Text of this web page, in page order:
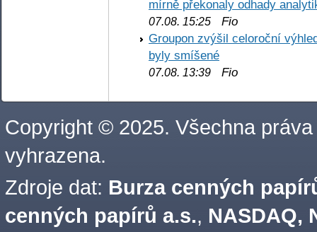
mírně překonaly odhady
07.08. 15:25 Fio
Groupon zvýšil celoroční
byly smíšené
07.08. 13:39 Fio
Copyright © 2025. Všechna práva
vyhrazena.
Zdroje dat: Burza cenných
cenných papírů a.s., NASDAQ,